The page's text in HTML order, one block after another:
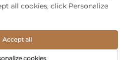
durch Hangzhou Guangji
Ltd. -
all cookies, click Personalize
cookies
Accept all